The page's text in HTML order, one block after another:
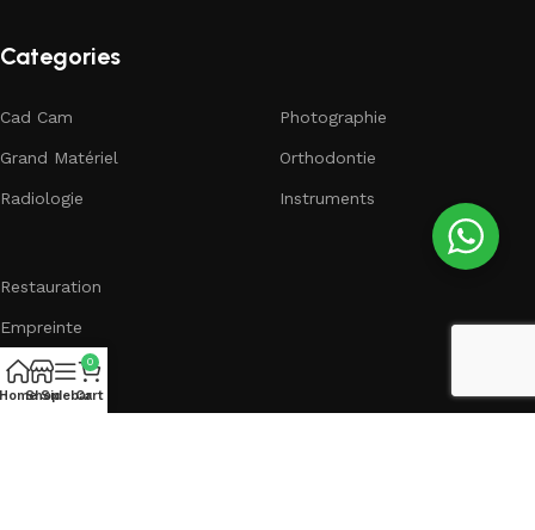
Categories
Cad Cam
Grand Matériel
Radiologie
Photographie
Orthodontie
Instruments
Restauration
Empreinte
Endodontie
HomeShopSidebar
0
Cart